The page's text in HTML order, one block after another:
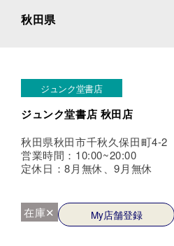
秋田県
ジュンク堂書店
ジュンク堂書店 秋田店
秋田県秋田市千秋久保田町4-
営業時間：10:00~20:00
定休日：8月無休、9月無休
在庫✕ My店舗登録